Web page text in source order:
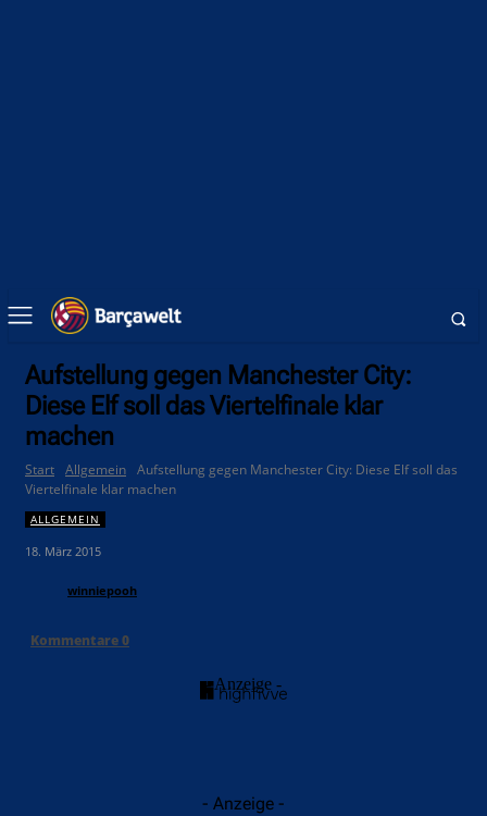
Aufstellung gegen Manchester City:
Diese Elf soll das Viertelfinale klar
machen
Start Allgemein Aufstellung gegen Manchester City: Diese Elf soll das
Viertelfinale klar machen
ALLGEMEIN
18. März 2015
winniepooh
Kommentare0
- Anzeige -
- Anzeige -